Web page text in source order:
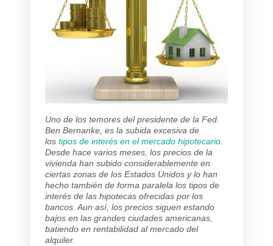
Uno de los temores del presidente de la Fed.
Ben Bernanke, es la subida excesiva de
los tipos de interés en el mercado hipotecario.
Desde hace varios meses, los precios de la
vivienda han subido considerablemente en
ciertas zonas de los Estados Unidos y lo han
hecho también de forma paralela los tipos de
interés de las hipotecas ofrecidas por los
bancos. Aun así, los precios siguen estando
bajos en las grandes ciudades americanas,
batiendo en rentabilidad al mercado del
alquiler.